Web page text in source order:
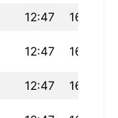
12:47 16:55
12:47 16:55
12:47 16:54